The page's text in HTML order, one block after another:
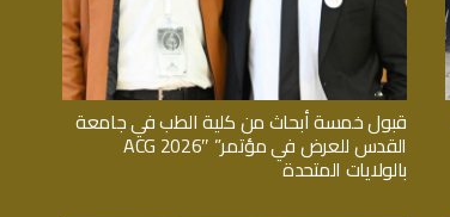
قبول خمسة أبحاث من كلية الطب في جامعة
القدس للعرض في مؤتمر” ACG 2026″
بالولايات المتحدة